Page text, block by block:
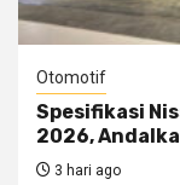
Otomotif
Spesifikasi
2026,
3 hari ago